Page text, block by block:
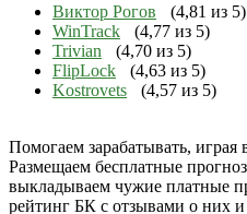
Виктор Рогов
(4,81 из 5)
WinTrack
(4,77 из 5)
Trivian
(4,70 из 5)
FlipLock
(4,63 из 5)
Kostrovets
(4,57 из 5)
Помогаем зарабатывать, играя
Размещаем бесплатные
выкладываем чужие платные
рейтинг БК с отзывами о них и